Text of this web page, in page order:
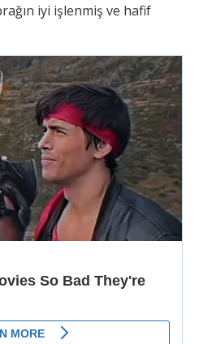
iyi işlenmiş ve hafif